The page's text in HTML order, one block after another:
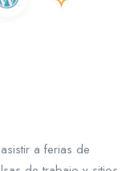
a ferias de